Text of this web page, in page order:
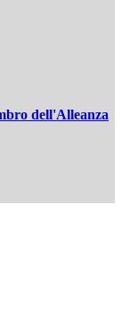
dell'Alleanza